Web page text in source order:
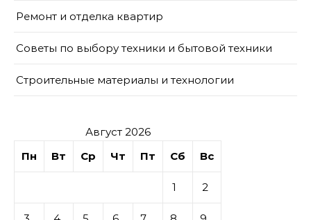
Ремонт и отделка квартир
Советы по выбору техники и бытовой техники
Строительные материалы и технологии
Август 2026
Пн
Вт Ср Чт Пт Сб Вс
1 2